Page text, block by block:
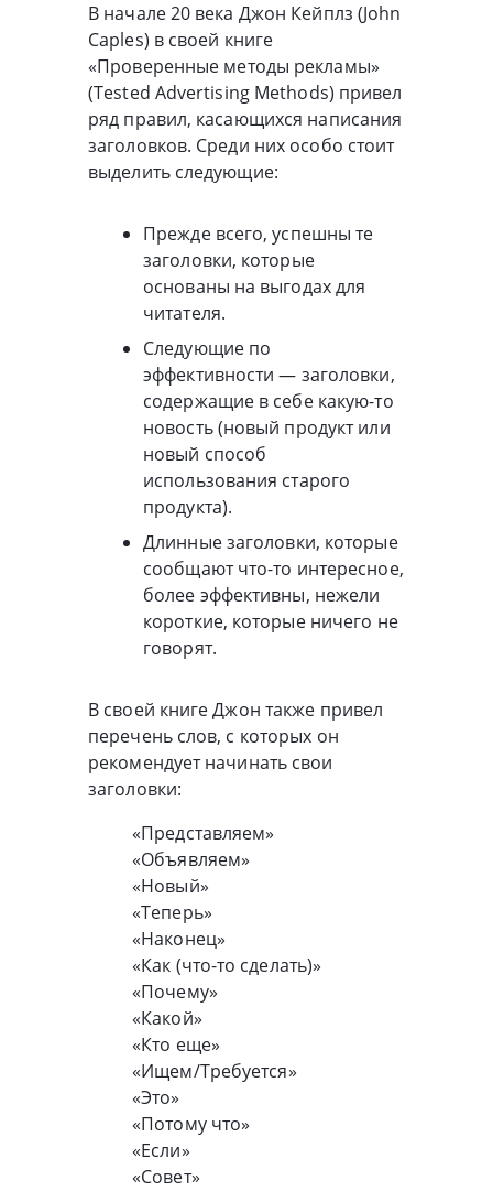
В начале 20 века Джон Кейплз (John
Caples) в своей книге
«Проверенные методы рекламы»
(Tested Advertising Methods) привел
ряд правил, касающихся написания
заголовков. Среди них особо стоит
выделить следующие:
Прежде всего, успешны те
заголовки, которые
основаны на выгодах для
читателя.
Следующие по
эффективности — заголовки,
содержащие в себе какую-то
новость (новый продукт или
новый способ
использования старого
продукта).
Длинные заголовки, которые
сообщают что-то интересное,
более эффективны, нежели
короткие, которые ничего не
говорят.
В своей книге Джон также привел
перечень слов, с которых он
рекомендует начинать свои
заголовки:
«Представляем»
«Объявляем»
«Новый»
«Теперь»
«Наконец»
«Как (что-то сделать)»
«Почему»
«Какой»
«Кто еще»
«Ищем/Требуется»
«Это»
«Потому что»
«Если»
«Совет»